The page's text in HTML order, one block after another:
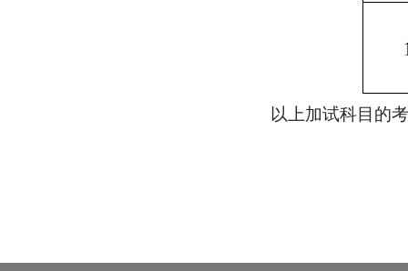
以上加试科目的